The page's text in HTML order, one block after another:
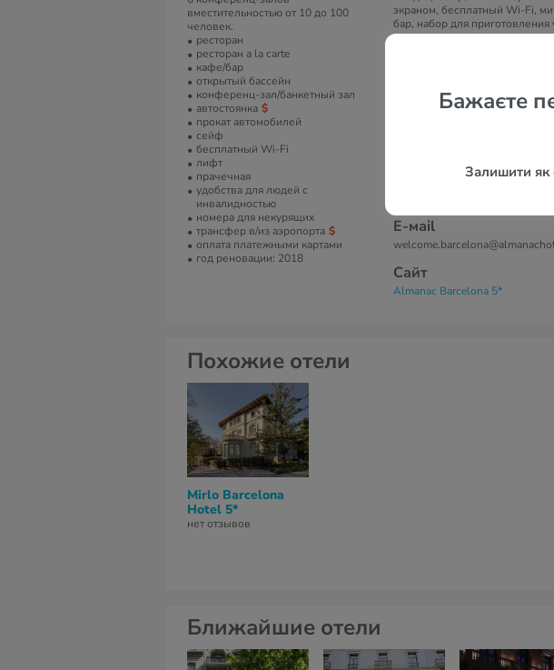
Бажаєте
Залишити як
вместительностью от 10 до 100
человек.
ресторан
ресторан a la carte
кафе/бар
открытый бассейн
конференц-зал/банкетный зал
автостоянка
прокат автомобилей
сейф
бесплатный Wi-Fi
лифт
прачечная
удобства для людей с
инвалидностью
номера для некурящих
трансфер в/из аэропорта
оплата платежными картами
год реновации: 2018
экраном, бесплатный Wi-Fi,
бар, набор для приготовления
кофе, включая кофеварку
Телефоны
Е-маil
Сайт
Almanac Barcelona 5*
Похожие отели
Mirlo Barcelona
Hotel 5*
нет отзывов
Ближайшие отели